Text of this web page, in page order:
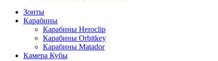
Зонты
Карабины
Карабины Heroclip
Карабины Orbitkey
Карабины Matador
Камера Кубы